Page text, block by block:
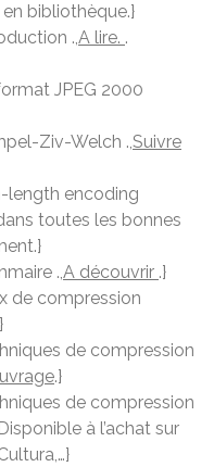
bibliothèque.}
.,A lire. .
JPEG 2000
Ziv-Welch .,Suivre
length encoding
toutes les bonnes
.,A découvrir .}
de compression
de compression
.}
de compression
à l’achat sur